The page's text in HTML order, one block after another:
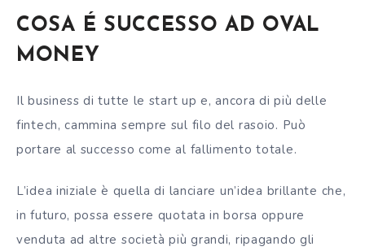
COSA É SUCCESSO AD OVAL
MONEY
Il business di tutte le start up e, ancora di più delle
fintech, cammina sempre sul filo del rasoio. Può
portare al successo come al fallimento totale.
L’idea iniziale è quella di lanciare un’idea brillante che,
in futuro, possa essere quotata in borsa oppure
venduta ad altre società più grandi, ripagando gli